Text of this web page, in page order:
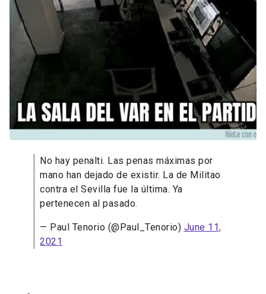
No hay penalti. Las penas máximas por
mano han dejado de existir. La de Militao
contra el Sevilla fue la última. Ya
pertenecen al pasado.
— Paul Tenorio (@Paul_Tenorio) June 11,
2021